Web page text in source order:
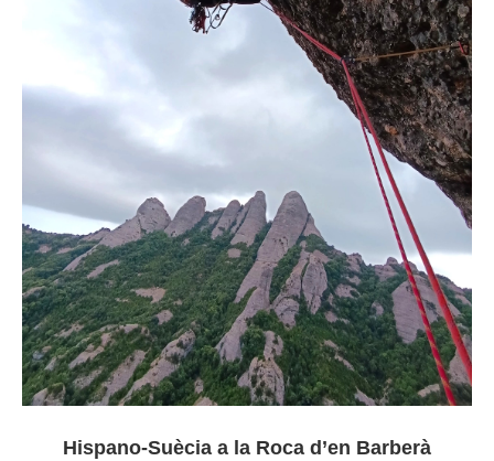
Hispano-Suècia a la Roca d’en Barberà